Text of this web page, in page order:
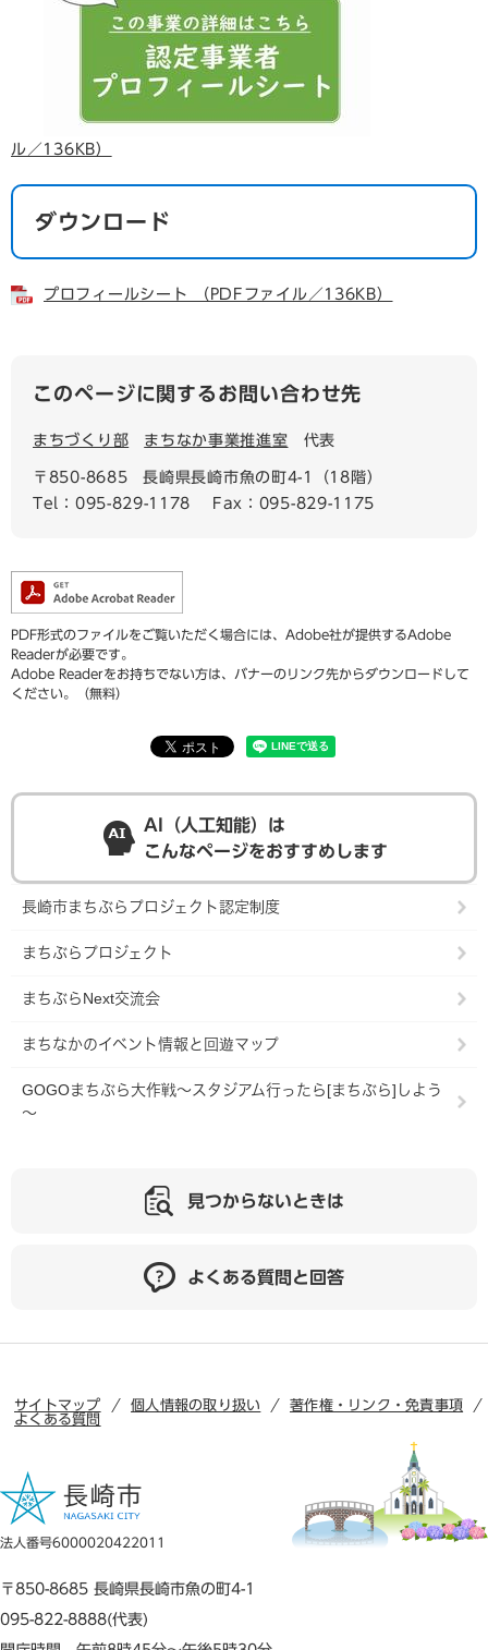
ル／136KB）
ダウンロード
プロフィールシート （PDFファイル／136KB）
このページに関するお問い合わせ先
まちづくり部 まちなか事業推進室 代表
〒850-8685
長崎県長崎市魚の町4-1（18階）
Tel：095-829-1178
Fax：095-829-1175
PDF形式のファイルをご覧いただく場合には、Adobe社が提供するAdobe
Readerが必要です。
Adobe Readerをお持ちでない方は、バナーのリンク先からダウンロードして
ください。（無料）
AI（人工知能）は
こんなページをおすすめします
長崎市まちぶらプロジェクト認定制度
まちぶらプロジェクト
まちぶらNext交流会
まちなかのイベント情報と回遊マップ
GOGOまちぶら大作戦～スタジアム行ったら[まちぶら]しよう
～
見つからないときは
よくある質問と回答
サイトマップ 個人情報の取り扱い
著作権・リンク・免責事項
よくある質問
法人番号6000020422011
〒850-8685 長崎県長崎市魚の町4-1
095-822-8888(代表)